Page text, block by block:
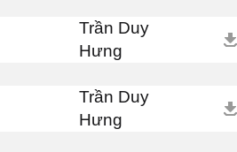
Trần Duy
Hưng
Trần Duy
Hưng